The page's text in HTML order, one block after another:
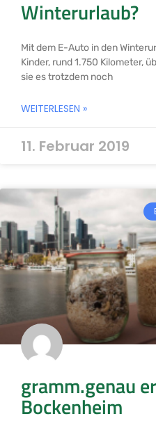
Winterurlaub?
Mit dem E-Auto in den
Kinder, rund 1.750 Kilometer,
sie es trotzdem noch
WEITERLESEN »
11. Februar 2019
gramm.genau
Bockenheim